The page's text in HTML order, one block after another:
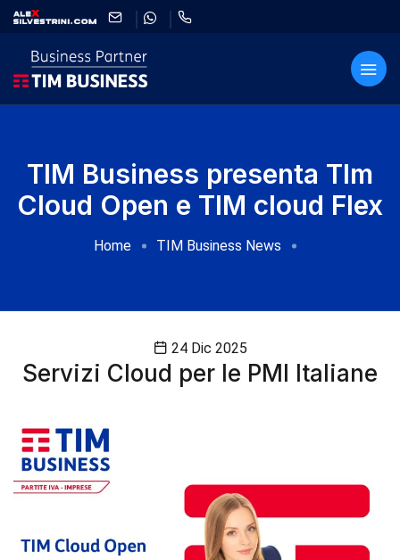
TIM Business presenta TIm
Cloud Open e TIM cloud Flex
Home TIM Business News
24 Dic 2025
Servizi Cloud per le PMI Italiane